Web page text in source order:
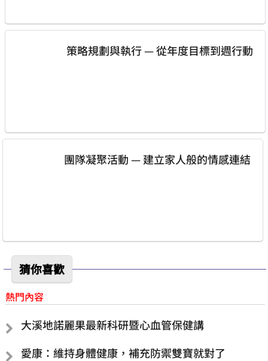
策略規劃與執行 — 從年度目標到週行動
團隊凝聚活動 — 建立家人般的情感連結
猜你喜歡
熱門內容
大溪地諾麗果最新科研暨心血管保健講
愛康：維持身體健康，補充防禦雙寶就對了